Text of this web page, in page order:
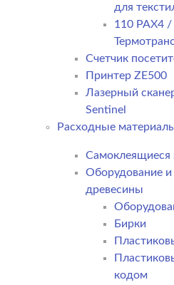
для
110 PAX4
Счетчик
Принтер ZE500
Лазерный
Sentinel
Расходные
Самоклеящиеся
Оборудование
древесины
Бирки
кодом